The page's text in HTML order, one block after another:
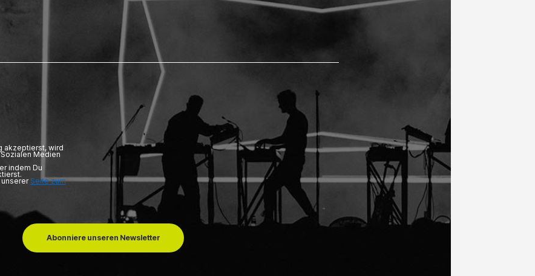
akzeptierst, wird
Medien
indem Du
Seite zum
Abonniere unseren Newsletter